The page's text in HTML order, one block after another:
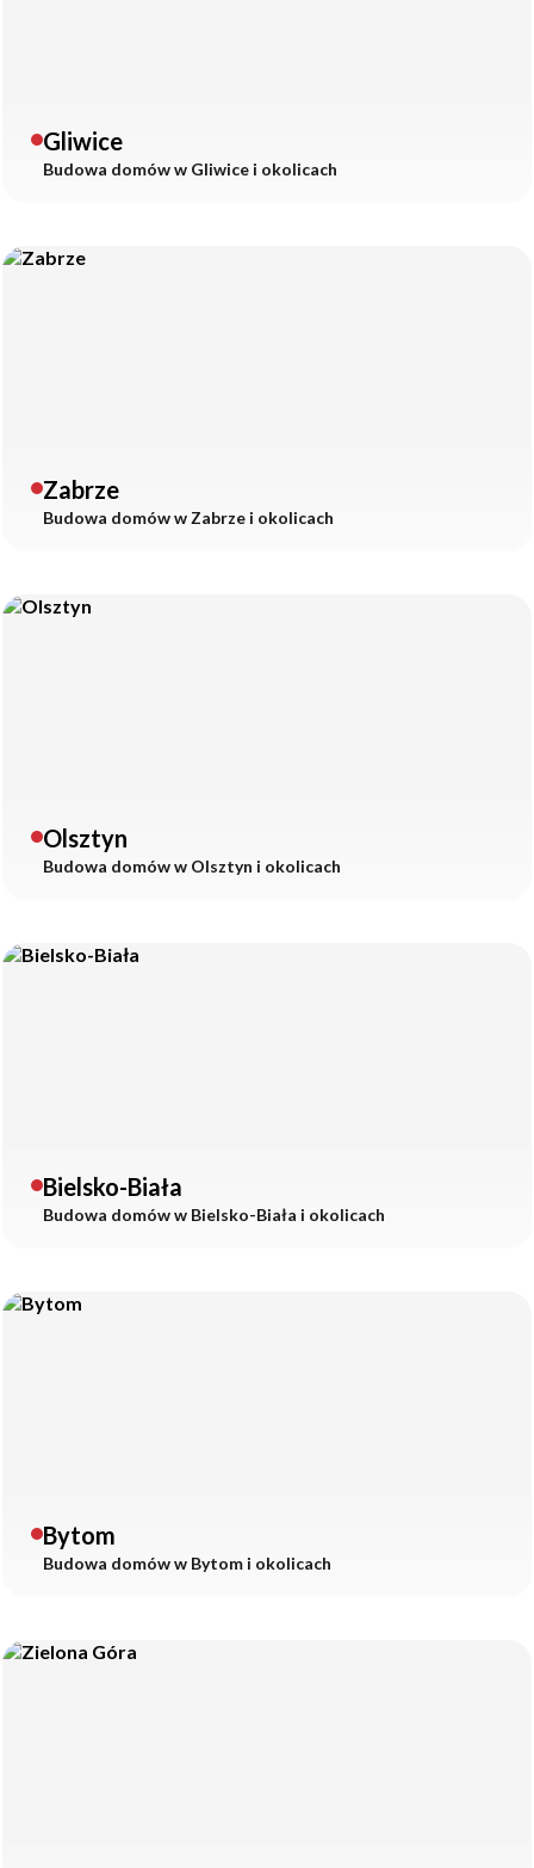
Gliwice
Budowa domów w Gliwice i okolicach
Zabrze
Budowa domów w Zabrze i okolicach
Olsztyn
Budowa domów w Olsztyn i okolicach
Bielsko-Biała
Budowa domów w Bielsko-Biała i okolicach
Bytom
Budowa domów w Bytom i okolicach